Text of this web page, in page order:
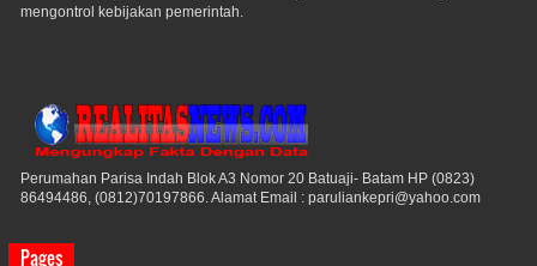
mengontrol kebijakan pemerintah.
Perumahan Parisa Indah Blok A3 Nomor 20 Batuaji- Batam HP (0823)
86494486, (0812)70197866. Alamat Email : paruliankepri@yahoo.com
Pages